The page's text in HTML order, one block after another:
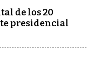
de los 20
presidencial